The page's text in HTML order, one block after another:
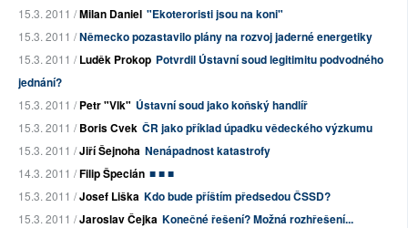
15.3. 2011 /Milan Daniel "Ekoteroristi jsou na koni"
15.3. 2011 /Německo pozastavilo plány na rozvoj jaderné energetiky
15.3. 2011 /Luděk Prokop Potvrdil Ústavní soud legitimitu podvodného
jednání?
15.3. 2011 /Petr "Vlk" Ústavní soud jako koňský handlíř
15.3. 2011 /Boris Cvek ČR jako příklad úpadku vědeckého výzkumu
15.3. 2011 /Jiří Šejnoha Nenápadnost katastrofy
14.3. 2011 /Filip Špecián ■ ■ ■
15.3. 2011 /Josef Liška Kdo bude příštím předsedou ČSSD?
15.3. 2011 /Jaroslav Čejka Konečné řešení? Možná rozhřešení...